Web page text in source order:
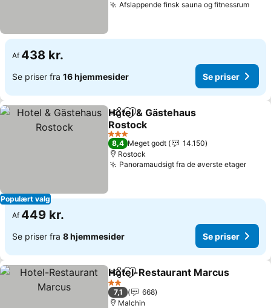
Afslappende finsk sauna og fitnessrum
Af 438 kr.
Se priser fra 16 hjemmesider Se priser
Populært valg
Del Føj til favoritter
Hotel & Gästehaus
Rostock
3 Stjerner
8,4 Meget godt
14.150
Rostock
Panoramaudsigt fra de øverste etager
Af 449 kr.
Se priser fra 8 hjemmesider Se priser
Del Føj til favoritter
Hotel-Restaurant Marcus
2 Stjerner
7,1
668
Malchin